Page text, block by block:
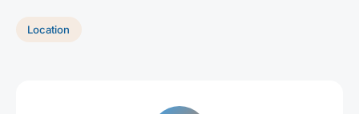
Location